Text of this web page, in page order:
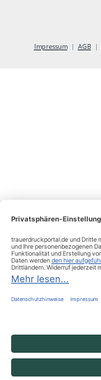
Impressum AGB